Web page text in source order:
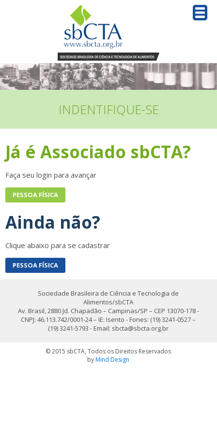
INDENTIFIQUE-SE
Já é Associado sbCTA?
Faça seu login para avançar
PESSOA FÍSICA
Ainda não?
Clique abaixo para se cadastrar
PESSOA FÍSICA
Sociedade Brasileira de Ciência e Tecnologia de
Alimentos/sbCTA
Av. Brasil, 2880 Jd. Chapadão – Campinas/SP – CEP 13070-178 -
CNPJ: 46.113.742/0001-24 – IE: Isento - Fones: (19) 3241-0527 –
(19) 3241-5793 - Email: sbcta@sbcta.org.br
© 2015 sbCTA, Todos os Direitos Reservados
byMind Design